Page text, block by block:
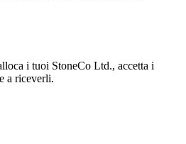
i tuoi StoneCo Ltd., accetta i
a riceverli.